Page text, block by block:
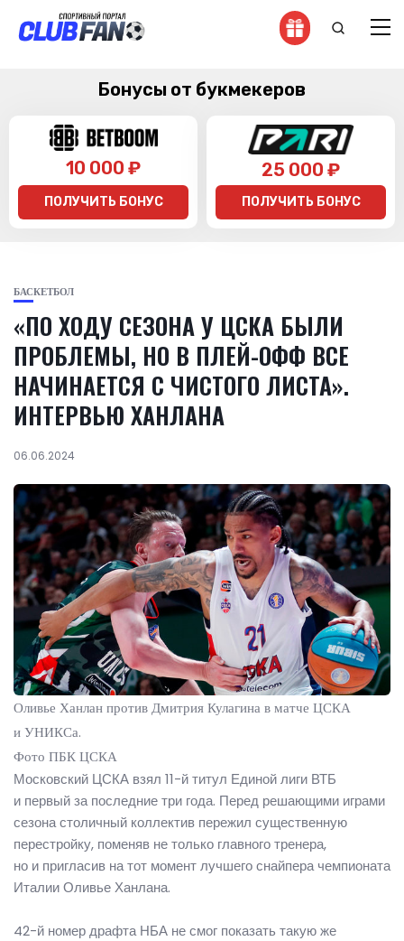
Бонусы от букмекеров
10 000 ₽
ПОЛУЧИТЬ БОНУС
25 000 ₽
ПОЛУЧИТЬ БОНУС
БАСКЕТБОЛ
«ПО ХОДУ СЕЗОНА У ЦСКА БЫЛИ
ПРОБЛЕМЫ, НО В ПЛЕЙ-ОФФ ВСЕ
НАЧИНАЕТСЯ С ЧИСТОГО ЛИСТА».
ИНТЕРВЬЮ ХАНЛАНА
06.06.2024
Оливье Ханлан против Дмитрия Кулагина в матче ЦСКА
и УНИКСа.
Фото ПБК ЦСКА
Московский ЦСКА взял 11-й титул Единой лиги ВТБ
и первый за последние три года. Перед решающими играми
сезона столичный коллектив пережил существенную
перестройку, поменяв не только главного тренера,
но и пригласив на тот момент лучшего снайпера чемпионата
Италии Оливье Ханлана.
42-й номер драфта НБА не смог показать такую же